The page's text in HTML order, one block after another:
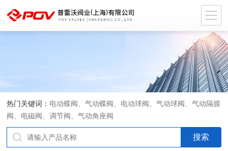
热门关键词： 电动蝶阀、气动蝶阀、电动球阀、气动球阀、气动隔膜
阀、电磁阀、调节阀、气动角座阀